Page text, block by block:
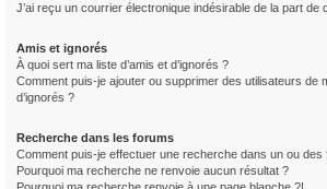
J’ai reçu un courrier électronique indésirable de la part de
Amis et ignorés
À quoi sert ma liste d’amis et d’ignorés ?
Comment puis-je ajouter ou supprimer des utilisateurs de
d’ignorés ?
Recherche dans les forums
Comment puis-je effectuer une recherche dans un ou des
Pourquoi ma recherche ne renvoie aucun résultat ?